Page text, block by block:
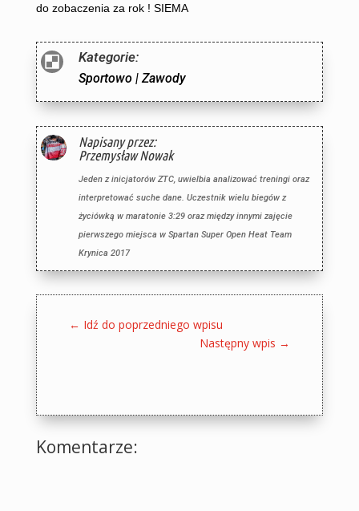
do zobaczenia za rok ! SIEMA
 Kategorie:
Sportowo|Zawody
Napisany przez:
Przemysław Nowak
Jeden z inicjatorów ZTC, uwielbia analizować treningi oraz
interpretować suche dane. Uczestnik wielu biegów z
życiówką w maratonie 3:29 oraz między innymi zajęcie
pierwszego miejsca w Spartan Super Open Heat Team
Krynica 2017
← Idź do poprzedniego wpisu
Następny wpis →
Komentarze: